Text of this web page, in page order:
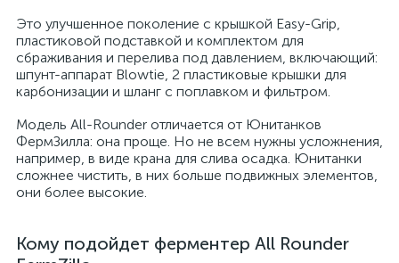
Это улучшенное поколение с крышкой Easy-Grip,
пластиковой подставкой и комплектом для
сбраживания и перелива под давлением, включающий:
шпунт-аппарат Blowtie, 2 пластиковые крышки для
карбонизации и шланг с поплавком и фильтром.
Модель All-Rounder отличается от Юнитанков
ФермЗилла: она проще. Но не всем нужны усложнения,
например, в виде крана для слива осадка. Юнитанки
сложнее чистить, в них больше подвижных элементов,
они более высокие.
Кому подойдет ферментер All Rounder